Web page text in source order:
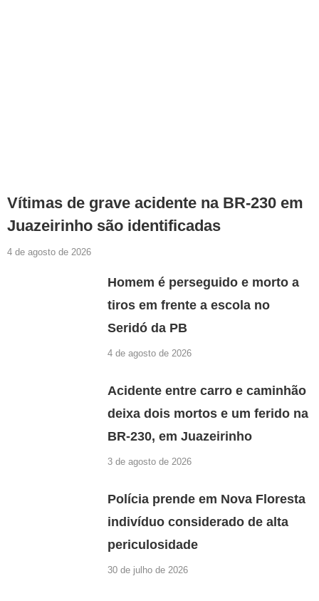
Vítimas de grave acidente na BR-230 em
Juazeirinho são identificadas
4 de agosto de 2026
Homem é perseguido e morto a
tiros em frente a escola no
Seridó da PB
4 de agosto de 2026
Acidente entre carro e caminhão
deixa dois mortos e um ferido na
BR-230, em Juazeirinho
3 de agosto de 2026
Polícia prende em Nova Floresta
indivíduo considerado de alta
periculosidade
30 de julho de 2026